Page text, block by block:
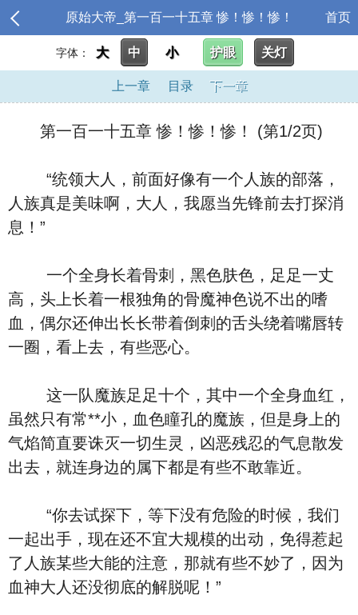
原始大帝_第一百一十五章 惨！惨！惨！ 首页
字体： 大 中 小 护眼 关灯
上一章 目录 下一章
第一百一十五章 惨！惨！惨！ (第1/2页)
“统领大人，前面好像有一个人族的部落，
人族真是美味啊，大人，我愿当先锋前去打探消
息！”
一个全身长着骨刺，黑色肤色，足足一丈
高，头上长着一根独角的骨魔神色说不出的嗜
血，偶尔还伸出长长带着倒刺的舌头绕着嘴唇转
一圈，看上去，有些恶心。
这一队魔族足足十个，其中一个全身血红，
虽然只有常**小，血色瞳孔的魔族，但是身上的
气焰简直要诛灭一切生灵，凶恶残忍的气息散发
出去，就连身边的属下都是有些不敢靠近。
“你去试探下，等下没有危险的时候，我们
一起出手，现在还不宜大规模的出动，免得惹起
了人族某些大能的注意，那就有些不妙了，因为
血神大人还没彻底的解脱呢！”